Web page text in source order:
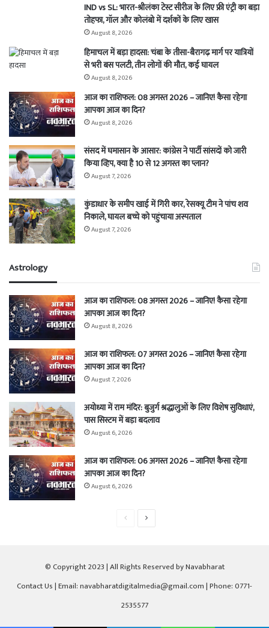
IND vs SL: भारत-श्रीलंका टेस्ट सीरीज के लिए फ्री एंट्री का बड़ा
तोहफा, गॉल और कोलंबो में दर्शकों के लिए खास
August 8, 2026
हिमाचल में बड़ा हादसा: चंबा के तीसा-बैरागढ़ मार्ग पर यात्रियों
से भरी बस पलटी, तीन लोगों की मौत, कई घायल
August 8, 2026
आज का राशिफल: 08 अगस्त 2026 – जानिए! कैसा रहेगा
आपका आज का दिन?
August 8, 2026
संसद में घमासान के आसार: कांग्रेस ने पार्टी सांसदों को जारी
किया व्हिप, क्या है 10 से 12 अगस्त का प्लान?
August 7, 2026
कुंडाधार के समीप खाई में गिरी कार, रेसक्यू टीम ने पांच शव
निकाले, घायल बच्चे को पहुंचाया अस्पताल
August 7, 2026
Astrology
आज का राशिफल: 08 अगस्त 2026 – जानिए! कैसा रहेगा
आपका आज का दिन?
August 8, 2026
आज का राशिफल: 07 अगस्त 2026 – जानिए! कैसा रहेगा
आपका आज का दिन?
August 7, 2026
अयोध्या में राम मंदिर: बुजुर्ग श्रद्धालुओं के लिए विशेष सुविधाएं,
पास सिस्टम में बड़ा बदलाव
August 6, 2026
आज का राशिफल: 06 अगस्त 2026 – जानिए! कैसा रहेगा
आपका आज का दिन?
August 6, 2026
PreviousNext
© Copyright 2023 | All Rights Reserved by Navabharat
Contact Us| Email: navabharatdigitalmedia@gmail.com | Phone: 0771-
2535577